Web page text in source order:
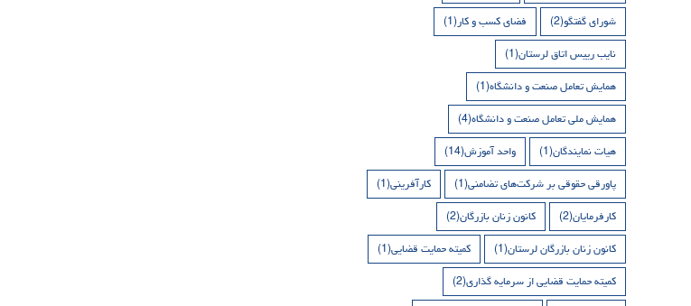
شورای گفتگو(2) فضای کسب و کار(1)
نایب رییس اتاق لرستان(1)
همایش تعامل صنعت و دانشگاه(1)
همایش ملی تعامل صنعت و دانشگاه(4)
هیات نمایندگان(1) واحد آموزش(14)
پاورقی حقوقی بر شرکت‌های تضامنی(1) کارآفرینی(1)
کارفرمایان(2) کانون زنان بازرگان(2)
کانون زنان بازرگان لرستان(1) کمیته حمایت قضایی(1)
کمیته حمایت قضایی از سرمایه گذاری(2)